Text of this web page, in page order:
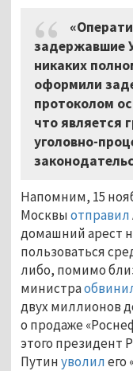
задержавшие
никаких
оформили
протоколом
что является
уголовно-
Напомним, 15
Москвыотправил
домашний арест
пользоваться
либо, помимо
министра
двух миллионов
о продаже
этого президент
Путинуволилего